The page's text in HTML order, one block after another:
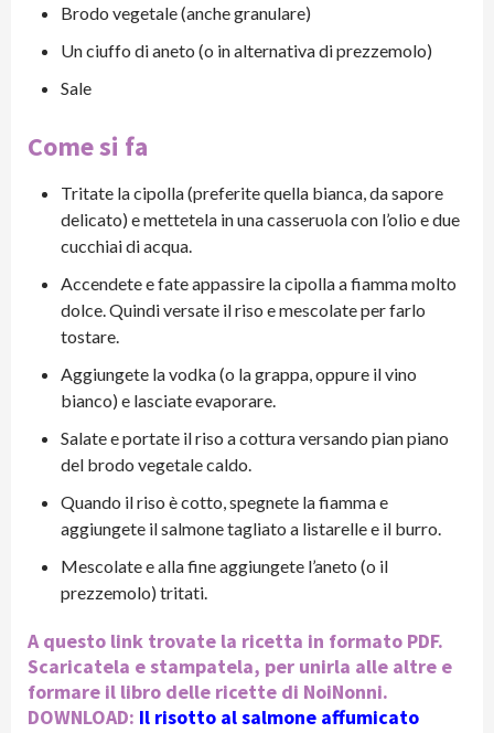
Brodo vegetale (anche granulare)
Un ciuffo di aneto (o in alternativa di prezzemolo)
Sale
Come si fa
Tritate la cipolla (preferite quella bianca, da sapore
delicato) e mettetela in una casseruola con l’olio e due
cucchiai di acqua.
Accendete e fate appassire la cipolla a fiamma molto
dolce. Quindi versate il riso e mescolate per farlo
tostare.
Aggiungete la vodka (o la grappa, oppure il vino
bianco) e lasciate evaporare.
Salate e portate il riso a cottura versando pian piano
del brodo vegetale caldo.
Quando il riso è cotto, spegnete la fiamma e
aggiungete il salmone tagliato a listarelle e il burro.
Mescolate e alla fine aggiungete l’aneto (o il
prezzemolo) tritati.
A questo link trovate la ricetta in formato PDF.
Scaricatela e stampatela, per unirla alle altre e
formare il libro delle ricette di NoiNonni.
DOWNLOAD: Il risotto al salmone affumicato